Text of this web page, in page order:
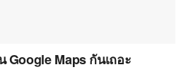
Google Maps กันเถอะ